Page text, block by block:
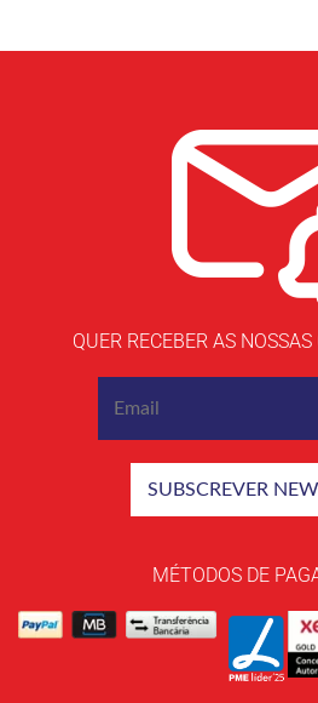
QUER RECEBER AS
MÉTODOS DE